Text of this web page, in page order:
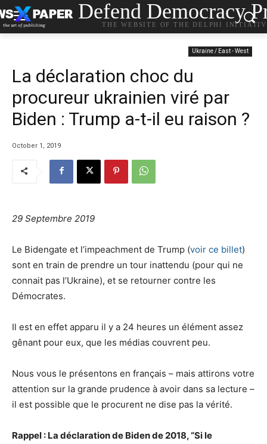
Defend Democracy
THE WEBSITE OF THE DELPHI
Ukraine / East - West
La déclaration choc du
procureur ukrainien viré par
Biden : Trump a-t-il eu raison ?
October 1, 2019
29 Septembre 2019
Le Bidengate et l’impeachment de Trump (voir ce billet)
sont en train de prendre un tour inattendu (pour qui ne
connait pas l’Ukraine), et se retourner contre les
Démocrates.
Il est en effet apparu il y a 24 heures un élément assez
gênant pour eux, que les médias couvrent peu.
Nous vous le présentons en français – mais attirons votre
attention sur la grande prudence à avoir dans sa lecture –
il est possible que le procurent ne dise pas la vérité.
Rappel : La déclaration de Biden de 2018, “Si le